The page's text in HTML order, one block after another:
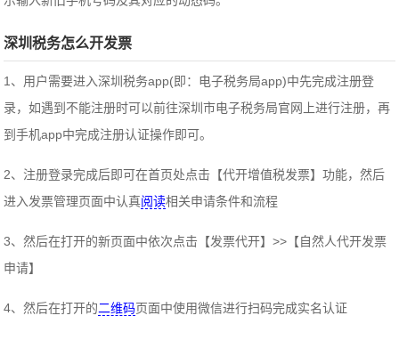
深圳税务怎么开发票
1、用户需要进入深圳税务app(即：电子税务局app)中先完成注册登
录，如遇到不能注册时可以前往深圳市电子税务局官网上进行注册，再
到手机app中完成注册认证操作即可。
2、注册登录完成后即可在首页处点击【代开增值税发票】功能，然后
进入发票管理页面中认真阅读相关申请条件和流程
3、然后在打开的新页面中依次点击【发票代开】>>【自然人代开发票
申请】
4、然后在打开的二维码页面中使用微信进行扫码完成实名认证